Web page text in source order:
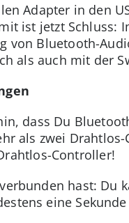
Adapter in den
ist jetzt Schluss:
von Bluetooth-
als auch mit der
dass Du
als zwei
Controller!
hast: Du
eine